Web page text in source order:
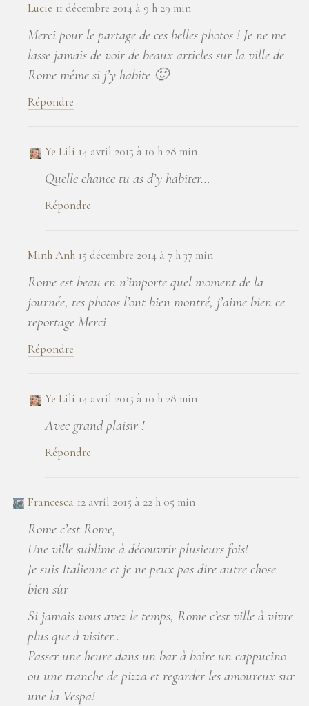
Lucie 11 décembre 2014 à 9 h 29 min
Merci pour le partage de ces belles photos ! Je ne me
lasse jamais de voir de beaux articles sur la ville de
Rome même si j’y habite 🙂
Répondre
Ye Lili 14 avril 2015 à 10 h 28 min
Quelle chance tu as d’y habiter…
Répondre
Minh Anh 15 décembre 2014 à 7 h 37 min
Rome est beau en n’importe quel moment de la
journée, tes photos l’ont bien montré, j’aime bien ce
reportage Merci
Répondre
Ye Lili 14 avril 2015 à 10 h 28 min
Avec grand plaisir !
Répondre
Francesca 12 avril 2015 à 22 h 05 min
Rome c’est Rome,
Une ville sublime à découvrir plusieurs fois!
Je suis Italienne et je ne peux pas dire autre chose
bien sûr
Si jamais vous avez le temps, Rome c’est ville à vivre
plus que à visiter..
Passer une heure dans un bar à boire un cappucino
ou une tranche de pizza et regarder les amoureux sur
une la Vespa!